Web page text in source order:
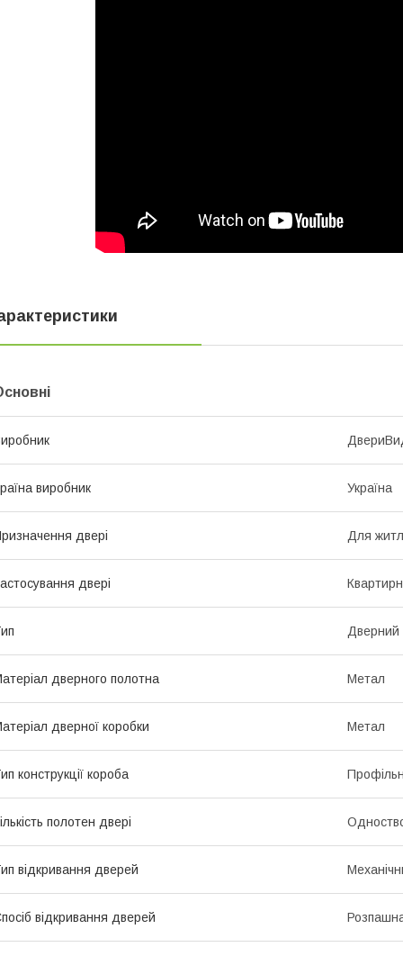
виробник Україна
двері Для
двері
Дверний
дверного полотна Метал
дверної коробки Метал
конструкції короба
полотен двері
відкривання дверей
відкривання дверей